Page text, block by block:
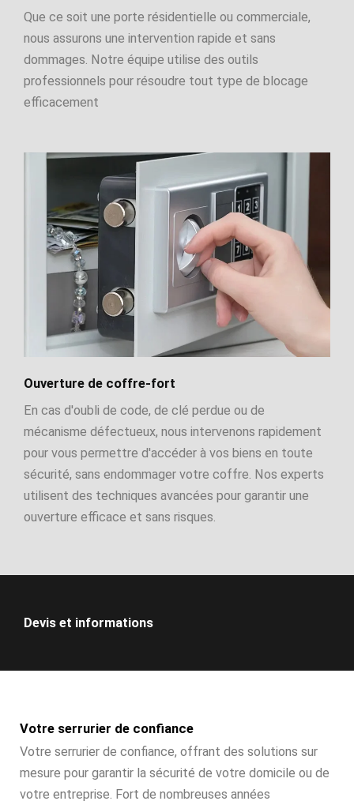
Que ce soit une porte résidentielle ou commerciale,
nous assurons une intervention rapide et sans
dommages. Notre équipe utilise des outils
professionnels pour résoudre tout type de blocage
efficacement
Ouverture de coffre-fort
En cas d'oubli de code, de clé perdue ou de
mécanisme défectueux, nous intervenons rapidement
pour vous permettre d'accéder à vos biens en toute
sécurité, sans endommager votre coffre. Nos experts
utilisent des techniques avancées pour garantir une
ouverture efficace et sans risques.
Devis et informations
Votre serrurier de confiance
Votre serrurier de confiance, offrant des solutions sur
mesure pour garantir la sécurité de votre domicile ou de
votre entreprise. Fort de nombreuses années